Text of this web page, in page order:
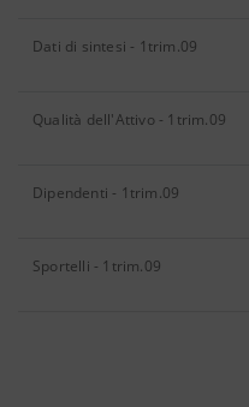
Dati di sintesi - 1trim.09
Qualità dell'Attivo - 1trim.09
Dipendenti - 1trim.09
Sportelli - 1trim.09